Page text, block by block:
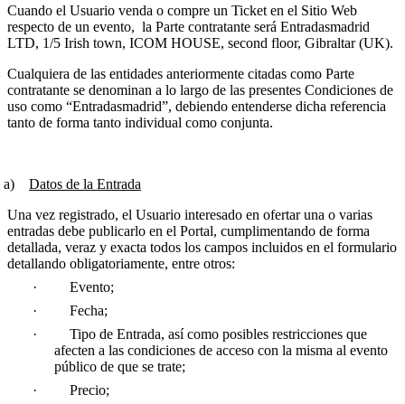
Cuando el Usuario venda o compre un Ticket en el Sitio Web
respecto de un evento, la Parte contratante será Entradasmadrid
LTD, 1/5 Irish town, ICOM HOUSE, second floor, Gibraltar (UK).
Cualquiera de las entidades anteriormente citadas como Parte
contratante se denominan a lo largo de las presentes Condiciones de
uso como “Entradasmadrid”, debiendo entenderse dicha referencia
tanto de forma tanto individual como conjunta.
Datos de la Entrada
Una vez registrado, el Usuario interesado en ofertar una o varias
entradas debe publicarlo en el Portal, cumplimentando de forma
detallada, veraz y exacta todos los campos incluidos en el formulario
detallando obligatoriamente, entre otros:
·
Evento;
·
Fecha;
·
Tipo de Entrada, así como posibles restricciones que
afecten a las condiciones de acceso con la misma al evento
público de que se trate;
·
Precio;